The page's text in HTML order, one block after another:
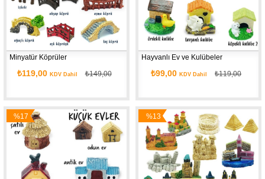
Minyatür Köprüler
₺119,00 KDV Dahil ₺149,00
Hayvanlı Ev ve Kulübeler
₺99,00KDV Dahil ₺119,00
%17
İndirim
%13
İndirim